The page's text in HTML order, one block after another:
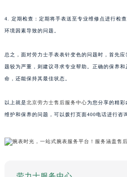
4. 定期检查：定期将手表送至专业维修点进行检
环境因素导致的问题。
总之，面对劳力士手表表针变色的问题时，首先
题较为严重，则建议寻求专业帮助。正确的保养
命，还能保持其最佳状态。
以上就是北京劳力士售后服务中心为您分享的精
维护和保养的问题，可以拨打页面400电话进行咨